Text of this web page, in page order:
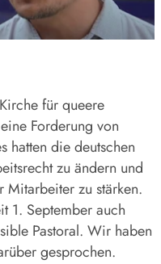
für queere
Forderung von
hatten die deutschen
zu ändern und
Mitarbeiter zu stärken.
1. September auch
Pastoral. Wir haben
gesprochen.